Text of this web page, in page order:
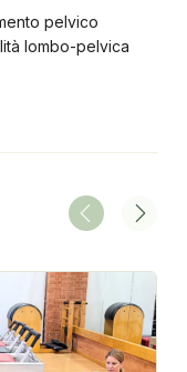
pelvico
lombo-pelvica